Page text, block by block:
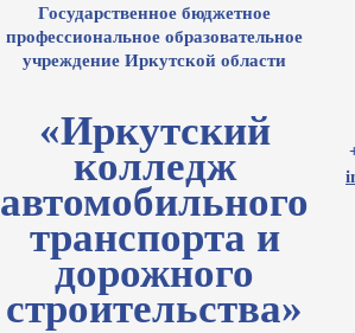
Государственное бюджетное
профессиональное образовательное
учреждение Иркутской области
«Иркутский
колледж
автомобильного
транспорта и
дорожного
строительства»